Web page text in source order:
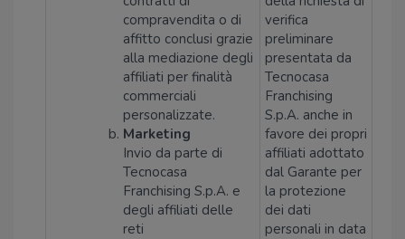
compravendita o di
affitto conclusi grazie
alla mediazione degli
affiliati per finalità
commerciali
personalizzate.
Marketing
Invio da parte di
Tecnocasa
Franchising S.p.A. e
degli affiliati delle
reti
verifica
preliminare
presentata da
Tecnocasa
Franchising
S.p.A. anche in
favore dei propri
affiliati adottato
dal Garante per
la protezione
dei dati
personali in data